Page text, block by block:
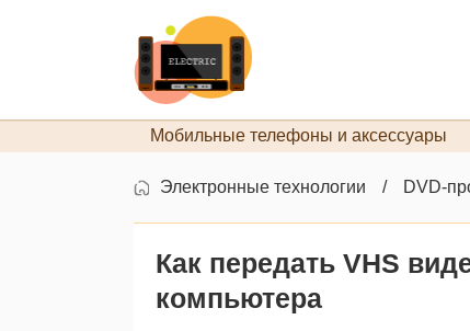
Мобильные телефоны и аксессуары
Электронные технологии DVD-
Как передать VHS
компьютера